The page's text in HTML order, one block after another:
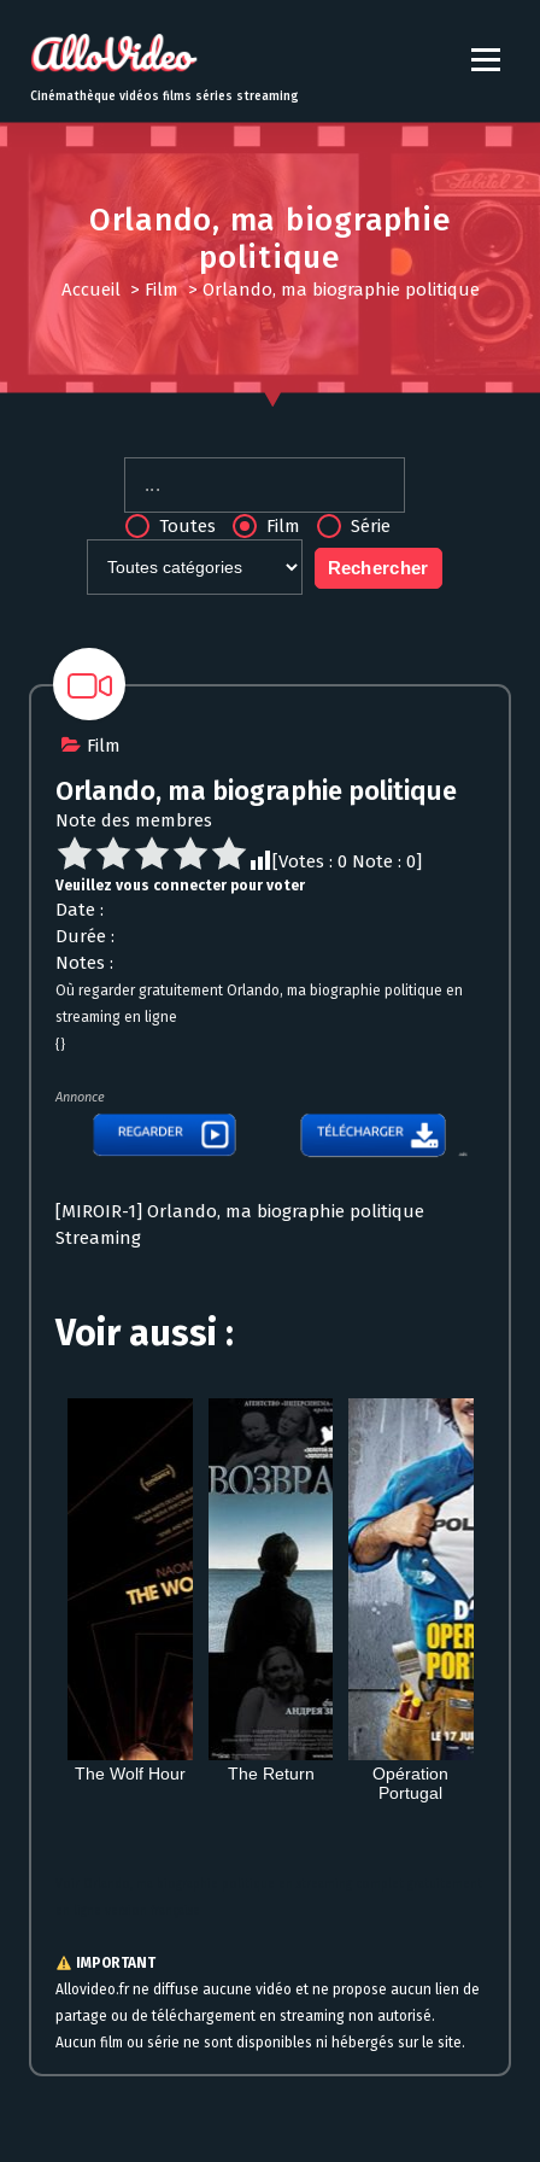
t
o
Cinémathèque vidéos films séries streaming
Orlando, ma biographie
politique
Accueil> Film> Orlando, ma biographie politique
Toutes Film Série
Film
Orlando, ma biographie politique
Note des membres
[Votes : 0 Note : 0]
Veuillez vous connecter pour voter
Date :
Durée :
Notes :
Où regarder gratuitement Orlando, ma biographie politique en
streaming en ligne
{}
Annonce
[MIROIR-1] Orlando, ma biographie politique
Streaming
Voir aussi :
The Wolf Hour The Return
Opération
Portugal
IMPORTANT
Allovideo.fr ne diffuse aucune vidéo et ne propose aucun lien de
partage ou de téléchargement en streaming non autorisé.
Aucun film ou série ne sont disponibles ni hébergés sur le site.